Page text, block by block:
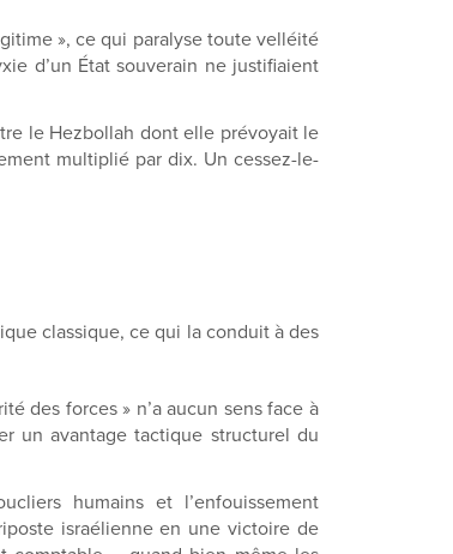
», ce qui paralyse toute velléité
d’un État souverain ne justifiaient
le Hezbollah dont elle prévoyait le
multiplié par dix. Un cessez-le-
classique, ce qui la conduit à des
des forces » n’a aucun sens face à
un avantage tactique structurel du
humains et l’enfouissement
israélienne en une victoire de